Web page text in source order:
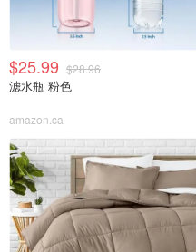
$25.99 $28.96
滤水瓶 粉色
amazon.ca